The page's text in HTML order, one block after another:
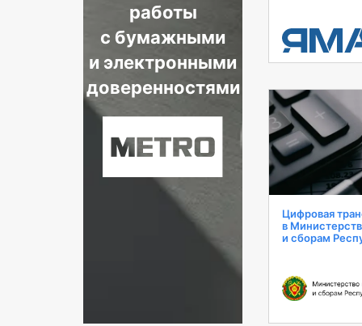
работы
с бумажными
и электронными
доверенностями
Цифровая
в
и сборам